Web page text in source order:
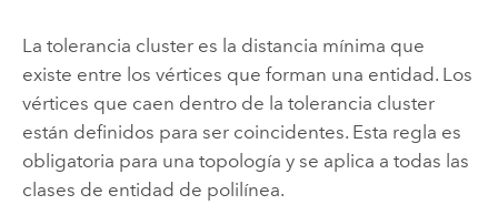
La tolerancia cluster es la distancia mínima que
existe entre los vértices que forman una entidad. Los
vértices que caen dentro de la tolerancia cluster
están definidos para ser coincidentes. Esta regla es
obligatoria para una topología y se aplica a todas las
clases de entidad de polilínea.